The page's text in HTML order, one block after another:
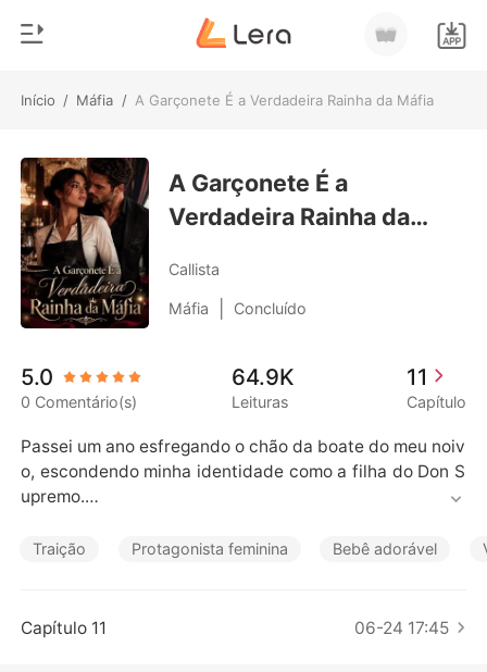
Início / Máfia / A Garçonete É a Verdadeira Rainha da Máfia
Loja
Histórico
Sair
Baixar App
Gênero
Moderno
Lobisomem
Contos
Bilionários
Contos Curtos
A Garçonete É a
Verdadeira Rainha da
Callista
Máfia Concluído
5.0
0 Comentário(s)
64.9K
Leituras
11
Capítulo
Passei um ano esfregando o chão da boate do meu noiv
o, escondendo minha identidade como a filha do Don S
upremo.
Eu precisava saber se Caio Bastos era um Rei com que
A resposta entrou pela porta usando um vestido rosa-c
Traição Protagonista feminina Bebê adorável
Capítulo 11 06-24 17:45